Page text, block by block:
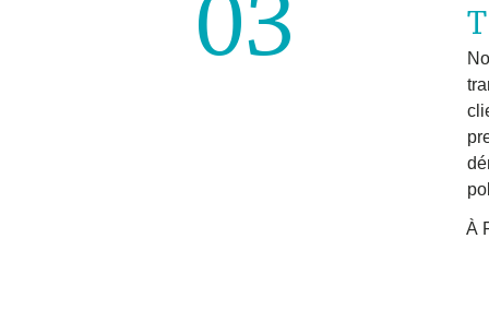
03
À